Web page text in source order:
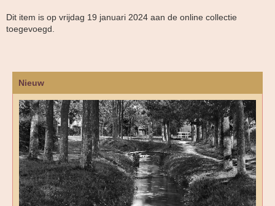
Dit item is op vrijdag 19 januari 2024 aan de online collectie
toegevoegd.
Nieuw